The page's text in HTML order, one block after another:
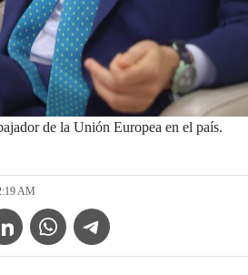
de la Unión Europea en el país.
AM
Icon
WhatsApp IconTelegram Icon